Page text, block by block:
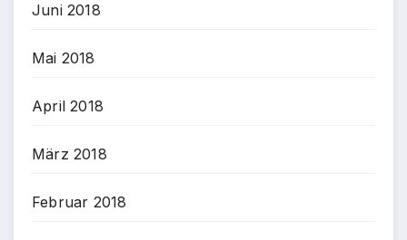
Juni 2018
Mai 2018
April 2018
März 2018
Februar 2018